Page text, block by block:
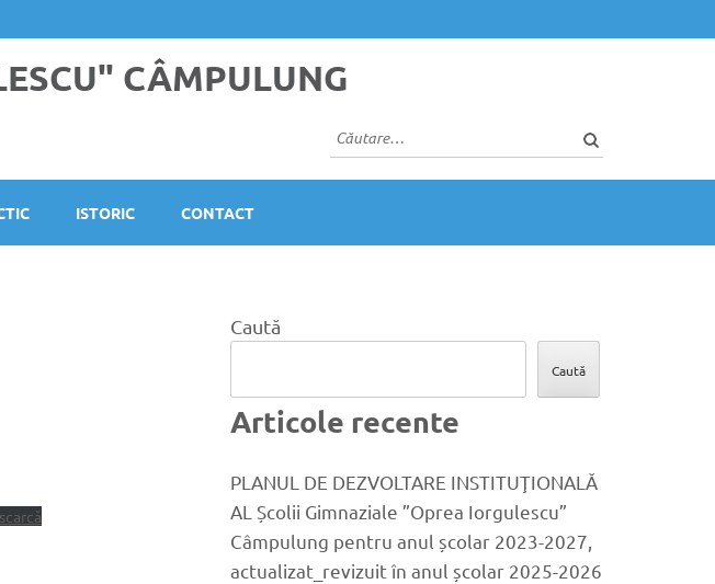
CÂMPULUNG
Caută
după:
ISTORIC CONTACT
Caută
Caută
Articole recente
PLANUL DE DEZVOLTARE INSTITUŢIONALĂ
AL Școlii Gimnaziale ”Oprea Iorgulescu”
Câmpulung pentru anul școlar 2023-2027,
actualizat_revizuit în anul școlar 2025-2026